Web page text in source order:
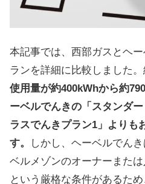
本記事では、西部ガスとヘ
ランを詳細に比較しました。
使用量が約400kWhから約
ーベルでんきの「スタンダ
ラスでんきプラン1」よりも
す。
しかし、ヘーベルでん
ベルメゾンのオーナーまた
という厳格な条件があるた